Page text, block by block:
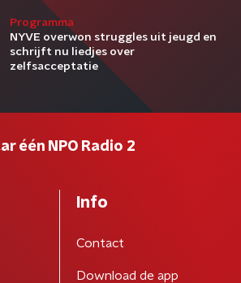
Programma
NYVE overwon struggles uit jeugd en
schrijft nu liedjes over
zelfsacceptatie
één NPO Radio 2
Info
Contact
Download de app